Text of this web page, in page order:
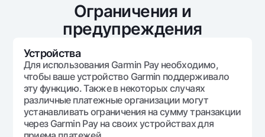
Ограничения и
предупреждения
Устройства
Для использования Garmin Pay необходимо,
чтобы ваше устройство Garmin поддерживало
эту функцию. Также в некоторых случаях
различные платежные организации могут
устанавливать ограничения на сумму транзакции
через Garmin Pay на своих устройствах для